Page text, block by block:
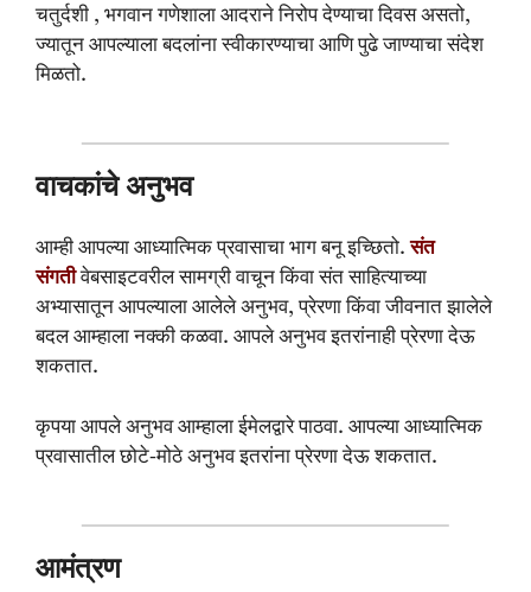
चतुर्दशी , भगवान गणेशाला आदराने निरोप देण्याचा दिवस असतो,
ज्यातून आपल्याला बदलांना स्वीकारण्याचा आणि पुढे जाण्याचा संदेश
मिळतो.
वाचकांचे अनुभव
आम्ही आपल्या आध्यात्मिक प्रवासाचा भाग बनू इच्छितो.संत
संगतीवेबसाइटवरील सामग्री वाचून किंवा संत साहित्याच्या
अभ्यासातून आपल्याला आलेले अनुभव, प्रेरणा किंवा जीवनात झालेले
बदल आम्हाला नक्की कळवा. आपले अनुभव इतरांनाही प्रेरणा देऊ
शकतात.
कृपया आपले अनुभव आम्हाला ईमेलद्वारे पाठवा. आपल्या आध्यात्मिक
प्रवासातील छोटे-मोठे अनुभव इतरांना प्रेरणा देऊ शकतात.
आमंत्रण